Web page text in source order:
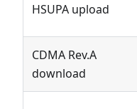
HSUPA upload
CDMA Rev.A
download